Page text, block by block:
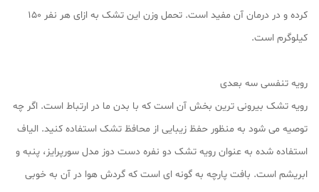
کرده و در درمان آن مفید است. تحمل وزن این تشک به ازای هر نفر ۱۵۰
کیلوگرم است.
رویه تنفسی سه بعدی
رویه تشک بیرونی ترین بخش آن است که با بدن ما در ارتباط است. اگر چه
توصیه می شود به منظور حفظ زیبایی از محافظ تشک استفاده کنید. الیاف
استفاده شده به عنوان رویه تشک دو نفره دست دوز مدل سورپرایز، پنبه و
ابریشم است. بافت پارچه به گونه ای است که گردش هوا در آن به خوبی